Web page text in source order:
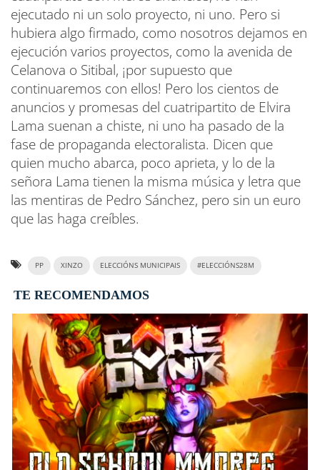
ejecutado ni un solo proyecto, ni uno. Pero si
hubiera algo firmado, como nosotros dejamos en
ejecución varios proyectos, como la avenida de
Celanova o Sitibal, ¡por supuesto que
continuaremos con ellos! Pero los cientos de
anuncios y promesas del cuatripartito de Elvira
Lama suenan a chiste, ni uno ha pasado de la
fase de propaganda electoralista. Dicen que
quien mucho abarca, poco aprieta, y lo de la
señora Lama tienen la misma música y letra que
las mentiras de Pedro Sánchez, pero sin un euro
que las haga creíbles.
PP XINZO ELECCIÓNS MUNICIPAIS #ELECCIÓNS28M
TE RECOMENDAMOS